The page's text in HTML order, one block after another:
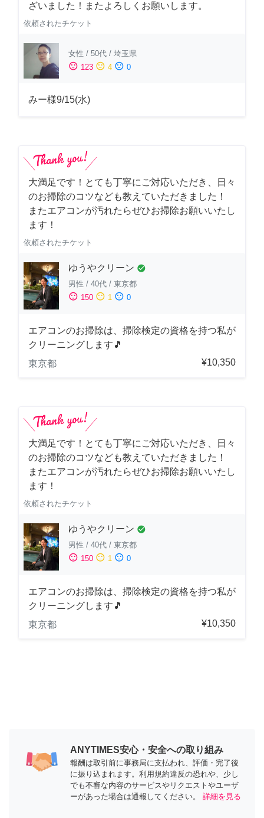
ざいました！またよろしくお願いします。
依頼されたチケット
女性 / 50代 / 埼玉県
sentiment_satisfied 123 sentiment_neutral 4 sentiment_dissatisfied 0
みー様9/15(水)
大満足です！とても丁寧にご対応いただき、日々
のお掃除のコツなども教えていただきました！
またエアコンが汚れたらぜひお掃除お願いいたし
ます！
依頼されたチケット
ゆうやクリーン check_circle
男性 / 40代 / 東京都
sentiment_satisfied 150 sentiment_neutral 1 sentiment_dissatisfied 0
エアコンのお掃除は、掃除検定の資格を持つ私が
クリーニングします🎵
東京都
¥10,350
大満足です！とても丁寧にご対応いただき、日々
のお掃除のコツなども教えていただきました！
またエアコンが汚れたらぜひお掃除お願いいたし
ます！
依頼されたチケット
ゆうやクリーン check_circle
男性 / 40代 / 東京都
sentiment_satisfied 150 sentiment_neutral 1 sentiment_dissatisfied 0
エアコンのお掃除は、掃除検定の資格を持つ私が
クリーニングします🎵
東京都
¥10,350
ANYTIMES安心・安全への取り組み
報酬は取引前に事務局に支払われ、評価・完了後
に振り込まれます。利用規約違反の恐れや、少し
でも不審な内容のサービスやリクエストやユーザ
ーがあった場合は通報してください。
詳細を見る